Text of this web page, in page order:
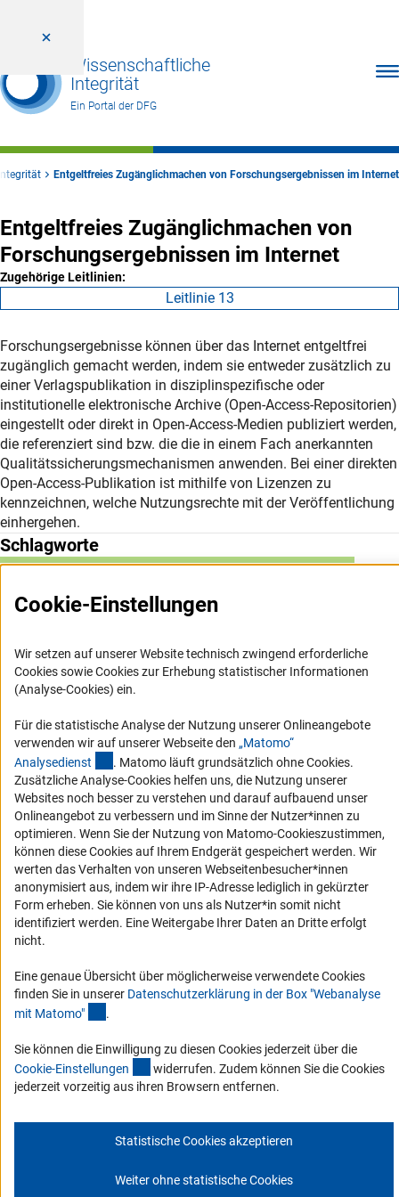
Wissenschaftliche
Integrität
Ein Portal der DFG
Entgeltfreies Zugänglichmachen von Forschungsergebnissen im Internet
Entgeltfreies Zugänglichmachen von
Forschungsergebnissen im Internet
Zugehörige Leitlinien:
Leitlinie 13
Forschungsergebnisse können über das Internet entgeltfrei
zugänglich gemacht werden, indem sie entweder zusätzlich zu
einer Verlagspublikation in disziplinspezifische oder
institutionelle elektronische Archive (Open-Access-Repositorien)
eingestellt oder direkt in Open-Access-Medien publiziert werden,
die referenziert sind bzw. die die in einem Fach anerkannten
Qualitätssicherungsmechanismen anwenden. Bei einer direkten
Open-Access-Publikation ist mithilfe von Lizenzen zu
kennzeichnen, welche Nutzungsrechte mit der Veröffentlichung
einhergehen.
Schlagworte
Service
RSS-Feed
Barrierefreiheit
Erklärung zur Barrierefreiheit
Barriere melden
Links
Zum Download des Kodex
DFG-Website
Sie haben Fragen oder möchten einen Verdachtsfall melden?
Zur Kontaktübersicht
Datenschutz Cookie-Einstellungen
Cookie-Einstellungen
Wir setzen auf unserer Website technisch zwingend erforderliche
Cookies sowie Cookies zur Erhebung statistischer Informationen
(Analyse-Cookies) ein.
Für die statistische Analyse der Nutzung unserer Onlineangebote
verwenden wir auf unserer Webseite den „Matomo“
Analysedienst (externer Link)
. Matomo läuft grundsätzlich ohne Cookies.
Zusätzliche Analyse-Cookies helfen uns, die Nutzung unserer
Websites noch besser zu verstehen und darauf aufbauend unser
Onlineangebot zu verbessern und im Sinne der Nutzer*innen zu
optimieren. Wenn Sie der Nutzung von Matomo-Cookieszustimmen,
können diese Cookies auf Ihrem Endgerät gespeichert werden. Wir
werten das Verhalten von unseren Webseitenbesucher*innen
anonymisiert aus, indem wir ihre IP-Adresse lediglich in gekürzter
Form erheben. Sie können von uns als Nutzer*in somit nicht
identifiziert werden. Eine Weitergabe Ihrer Daten an Dritte erfolgt
nicht.
Eine genaue Übersicht über möglicherweise verwendete Cookies
finden Sie in unserer Datenschutzerklärung in der Box "Webanalyse
mit Matomo" .
Sie können die Einwilligung zu diesen Cookies jederzeit über die
Cookie-Einstellungen (interner Link)
widerrufen. Zudem können Sie die Cookies
jederzeit vorzeitig aus ihren Browsern entfernen.
Statistische Cookies akzeptieren
Weiter ohne statistische Cookies